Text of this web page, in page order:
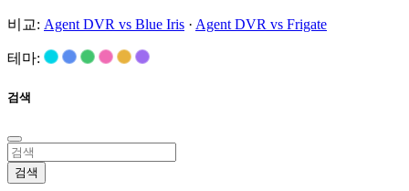
비교: Agent DVR vs Blue Iris · Agent DVR vs Frigate
테마:
검색
검색